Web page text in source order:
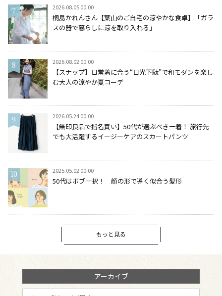
2026.08.05 00:00
桐島かれんさん【葉山のご自宅の涼やかな食卓】「ガラ
スの器で暮らしに涼を取り入れる」
2026.08.02 00:00
【スナップ】日常着に合う“日光下駄”で和モダンを楽し
む大人の涼やか夏コーデ
2026.05.24 00:00
【無印良品で指名買い】50代が選ぶべき一着！ 旅行先
でも大活躍するイージーケアのスカートパンツ
2025.05.02 00:00
50代はボブ一択！ 顔の形で導く似合う髪形
もっと見る
アーカイブ